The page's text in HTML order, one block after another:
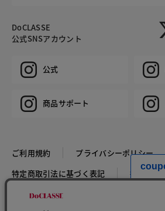
DoCLASSE
公式SNSアカウント
公式
商品サポート
ご利用規約
プライバシーポリシー
特定商取引法に基づく表記
推奨環境
COPYRIGHT © DoCLASSE ALL RIGHTS RESERVED.